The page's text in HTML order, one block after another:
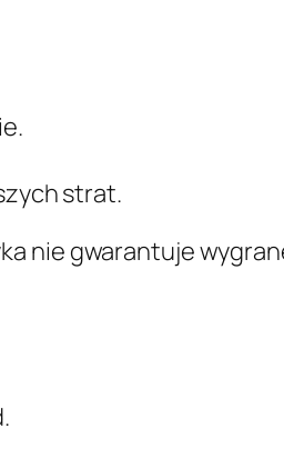
strat.
nie gwarantuje